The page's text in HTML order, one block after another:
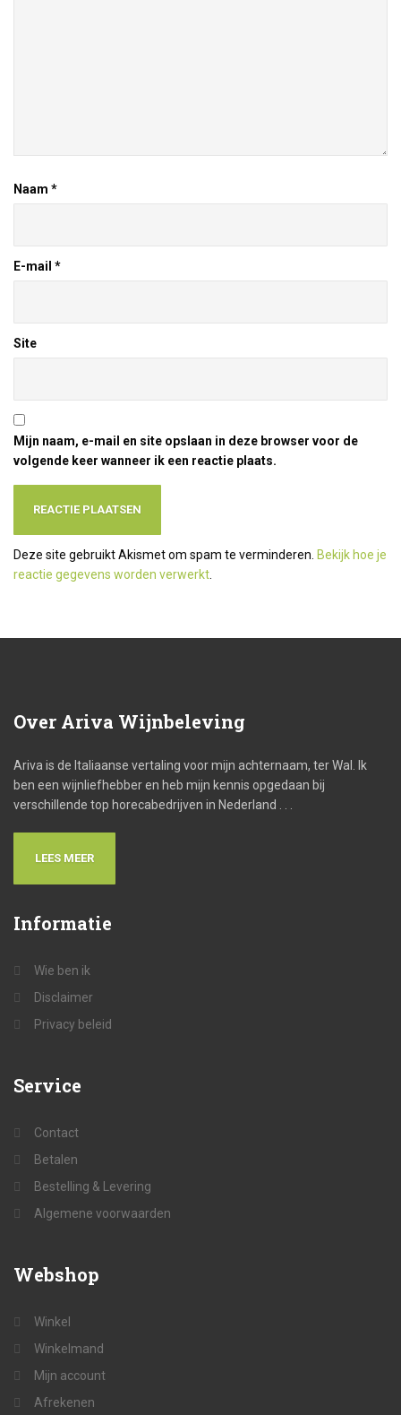
Naam *
E-mail *
Site
Mijn naam, e-mail en site opslaan in deze browser voor de
volgende keer wanneer ik een reactie plaats.
Deze site gebruikt Akismet om spam te verminderen. Bekijk hoe je
reactie gegevens worden verwerkt
Over Ariva Wijnbeleving
Ariva is de Italiaanse vertaling voor mijn achternaam, ter Wal. Ik
ben een wijnliefhebber en heb mijn kennis opgedaan bij
verschillende top horecabedrijven in Nederland . . .
LEES MEER
Informatie
Wie ben ik
Disclaimer
Privacy beleid
Service
Contact
Betalen
Bestelling & Levering
Algemene voorwaarden
Webshop
Winkel
Winkelmand
Mijn account
Afrekenen